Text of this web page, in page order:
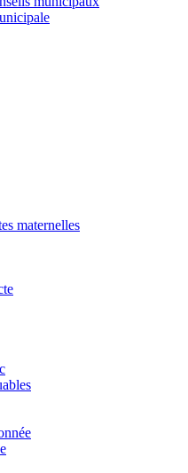
maternelles